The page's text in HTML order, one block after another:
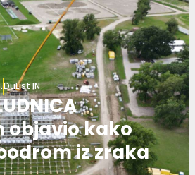
DuList IN
objavio kako
iz zraka